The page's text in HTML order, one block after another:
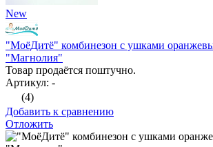
New
"МоёДитё" комбинезон с ушками
"Магнолия"
Товар продаётся поштучно.
Артикул: -
(4)
Добавить к сравнению
Отложить